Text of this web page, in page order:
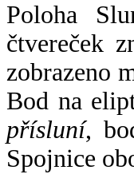
Poloha
čtvereček
zobrazeno
Bod na
přísluní,
Spojnice